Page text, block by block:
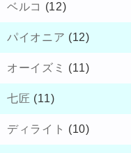
ベルコ (12)
パイオニア (12)
オーイズミ (11)
七匠 (11)
ディライト (10)